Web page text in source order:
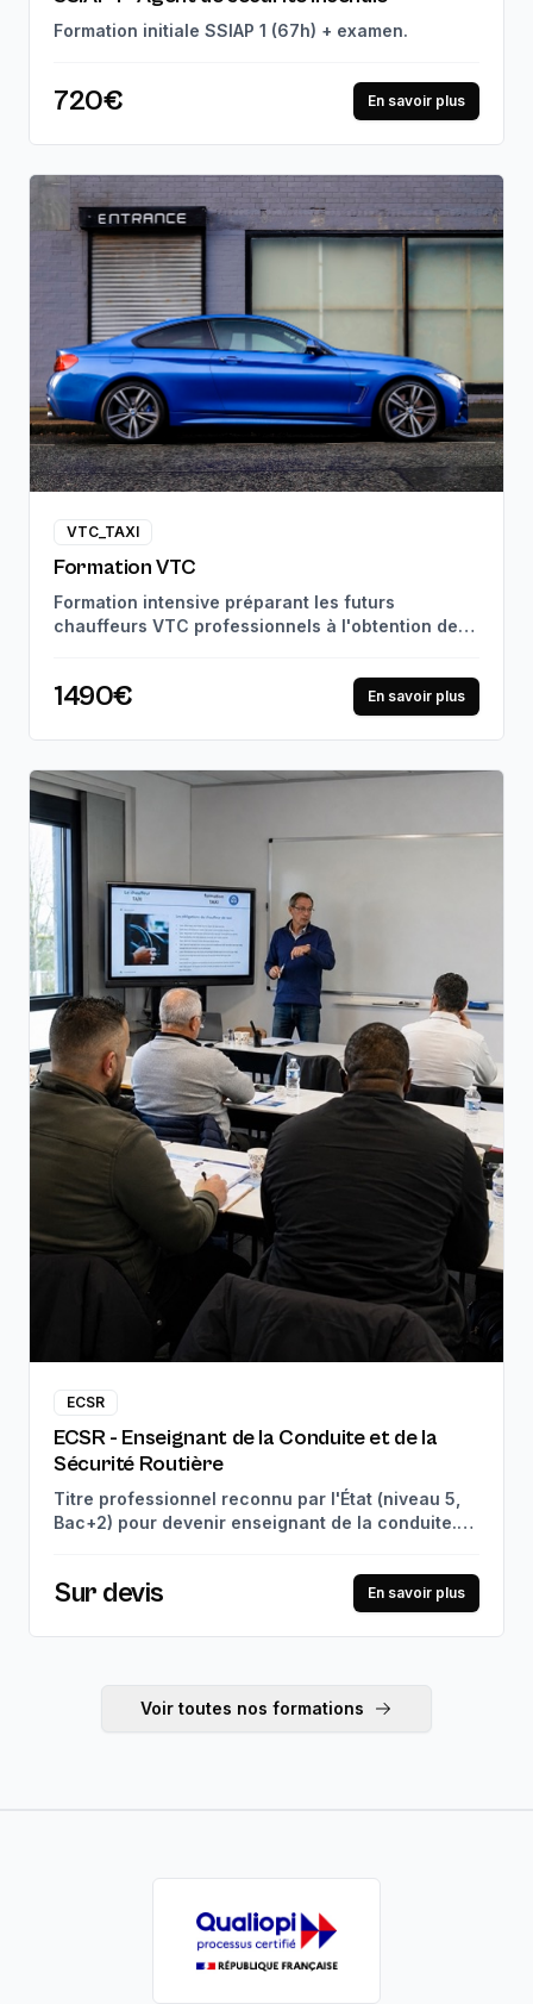
Formation initiale SSIAP 1 (67h) + examen.
720€ En savoir plus
VTC_TAXI
Formation VTC
Formation intensive préparant les futurs
chauffeurs VTC professionnels à l'obtention de
et mises en situation réelles, jusqu'à la
certification professionnelle. 97% de réussite à
1490€ En savoir plus
ECSR
ECSR - Enseignant de la Conduite et de la
Sécurité Routière
Titre professionnel reconnu par l'État (niveau 5,
Bac+2) pour devenir enseignant de la conduite.
entreprise. Débouchés : enseignant de la
conduite, coordinateur d'enseignants, formateur
spécialisé. Éligible CPF — tarif sur devis.
Sur devis En savoir plus
Voir toutes nos formations